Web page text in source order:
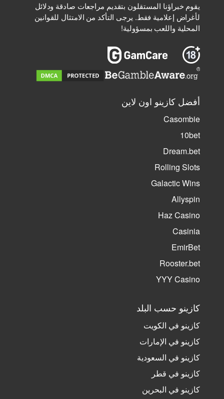
يقوم خبراؤنا المستقلون بتقديم مراجعات صادقة ودلائل
لأغراض إعلامية فقط. يرجى التأكد من الامتثال للقوانين
المحلية واللعب بمسؤولية!
أفضل كازينو اون لاين
Casombie
10bet
Dream.bet
Rolling Slots
Galactic Wins
Allyspin
Haz Casino
Casinia
EmirBet
Rooster.bet
YYY Casino
كازينو حسب البلد
كازينو في الكويت
كازينو في الإمارات
كازينو في السعودية
كازينو في قطر
كازينو في البحرين